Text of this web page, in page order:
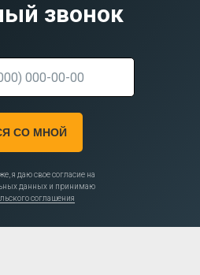
звонок
СО МНОЙ
я даю свое согласие на
данных и принимаю
соглашения